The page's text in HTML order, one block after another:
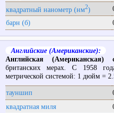
квадратный нанометр (нм2)
барн (б)
Английские (Американские):
Английская (Американская)
британских мерах. С 1958
метрической системой: 1 дюйм =
тауншип
квадратная миля